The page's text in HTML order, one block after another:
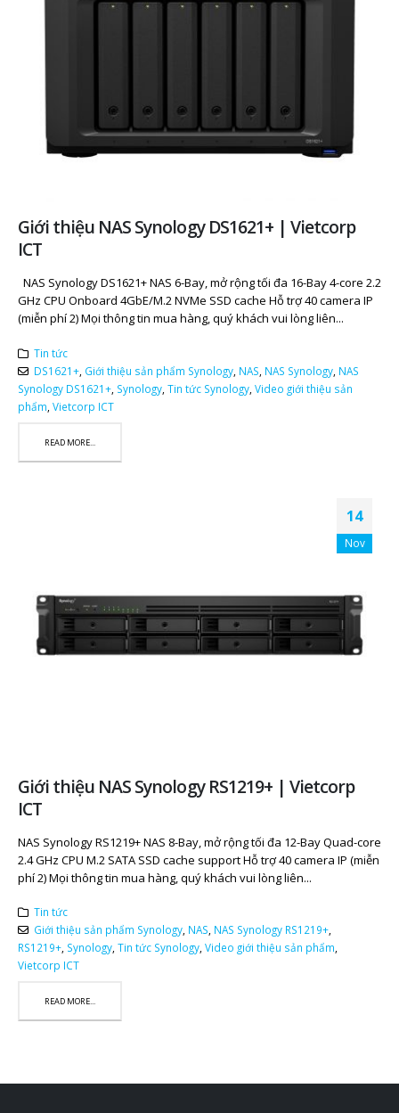
Giới thiệu NAS Synology DS1621+ | Vietcorp
ICT
NAS Synology DS1621+ NAS 6-Bay, mở rộng tối đa 16-Bay 4-core 2.2
GHz CPU Onboard 4GbE/M.2 NVMe SSD cache Hỗ trợ 40 camera IP
(miễn phí 2) Mọi thông tin mua hàng, quý khách vui lòng liên...
Tin tức
DS1621+, Giới thiệu sản phẩm Synology, NAS NAS Synology, NAS
Synology DS1621+ Synology Tin tức Synology Video giới thiệu sản
phẩm Vietcorp ICT
READ MORE...
14
Nov
Giới thiệu NAS Synology RS1219+ | Vietcorp
ICT
NAS Synology RS1219+ NAS 8-Bay, mở rộng tối đa 12-Bay Quad-core
2.4 GHz CPU M.2 SATA SSD cache support Hỗ trợ 40 camera IP (miễn
phí 2) Mọi thông tin mua hàng, quý khách vui lòng liên...
Tin tức
Giới thiệu sản phẩm Synology, NAS NAS Synology RS1219+,
RS1219+ Synology Tin tức Synology Video giới thiệu sản phẩm
Vietcorp ICT
READ MORE...